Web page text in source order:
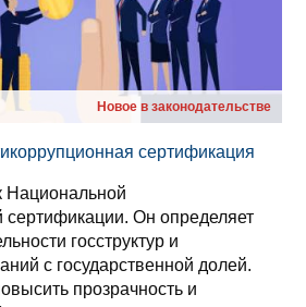
Новое в законодательстве
сер­ти­фи­ка­ция
Национальной
сертификации. Он определяет
госструктур и
с государственной долей.
прозрачность и